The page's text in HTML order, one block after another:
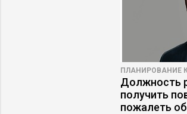
ПЛАНИРОВАНИЕ
Должность
получить
пожалеть